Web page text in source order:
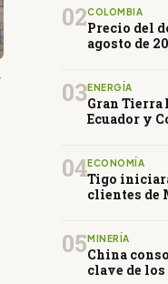
02COLOMBIA
Precio del
agosto de
03ENERGÍA
Gran Tierra
Ecuador y
04ECONOMÍA
Tigo
clientes de
05 MINERÍA
China
clave de